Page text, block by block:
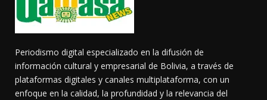
Periodismo digital especializado en la difusión de
información cultural y empresarial de Bolivia, a través de
plataformas digitales y canales multiplataforma, con un
enfoque en la calidad, la profundidad y la relevancia del